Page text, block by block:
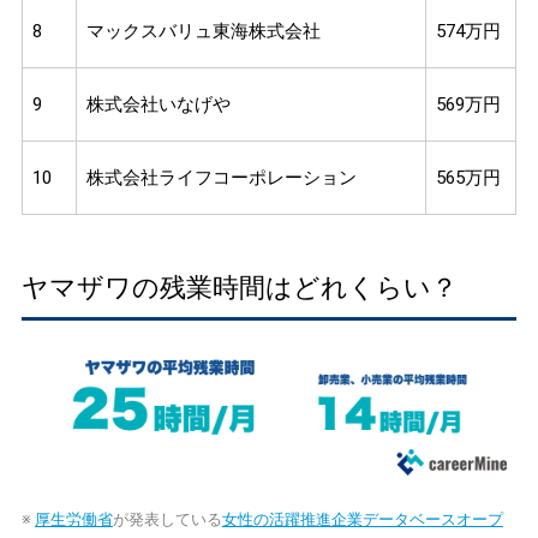
8 マックスバリュ東海株式会社 574万円
9 株式会社いなげや 569万円
10 株式会社ライフコーポレーション 565万円
ヤマザワの残業時間はどれくらい？
※ 厚生労働省が発表している女性の活躍推進企業データベースオープ